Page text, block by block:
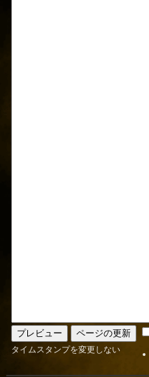
タイムスタンプを変更しない